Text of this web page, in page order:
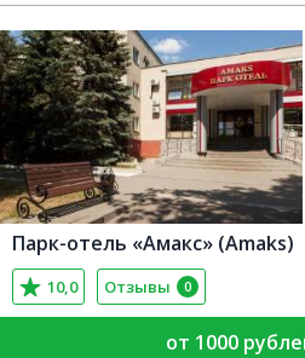
Парк-отель «Амакс» (Amaks)
10,0 Отзывы 0
от 1000